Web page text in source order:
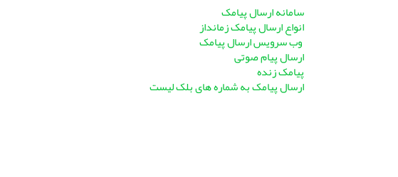
سامانه ارسال پیامک
انواع ارسال پیامک زمانداز
وب سرویس ارسال پیامک
ارسال پیام صوتی
پیامک زنده
ارسال پیامک به شماره های بلک لیست